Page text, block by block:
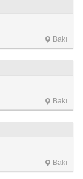
Bakı
Bakı
Bakı